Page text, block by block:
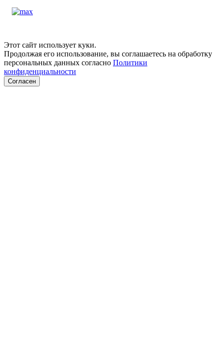
Этот сайт использует куки.
Продолжая его использование, вы соглашаетесь на обработку
персональных данных согласно Политики
конфиденциальности
Согласен